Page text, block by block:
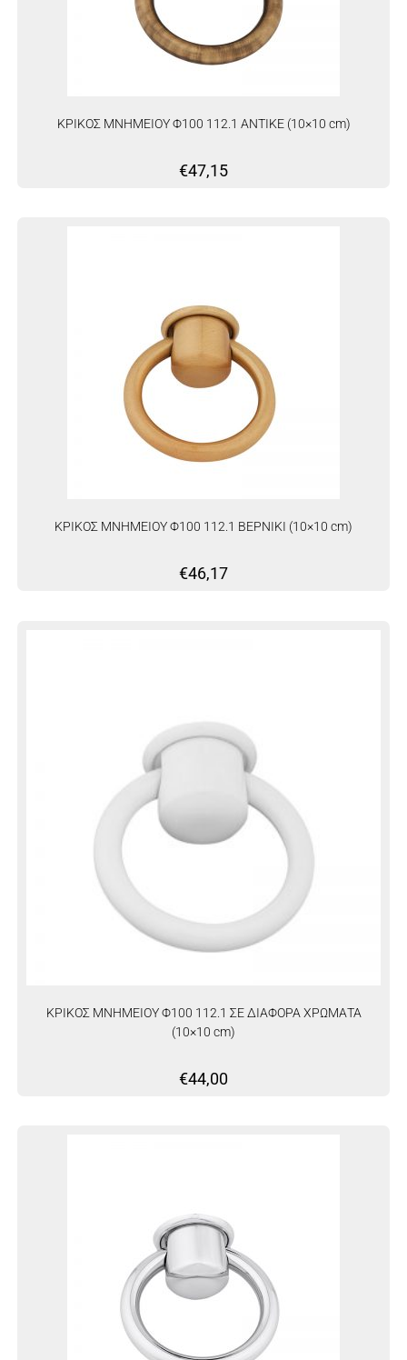
ΚΡΙΚΟΣ ΜΝΗΜΕΙΟΥ Φ100 112.1 ΑΝΤΙΚΕ (10×10 cm)
€47,15
ΚΡΙΚΟΣ ΜΝΗΜΕΙΟΥ Φ100 112.1 ΒΕΡΝΙΚΙ (10×10 cm)
€46,17
ΚΡΙΚΟΣ ΜΝΗΜΕΙΟΥ Φ100 112.1 ΣΕ ΔΙΑΦΟΡΑ ΧΡΩΜΑΤΑ
(10×10 cm)
€44,00